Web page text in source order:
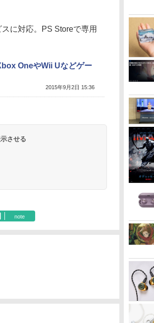
に対応。PS Storeで専用
OneやWii Uなどゲー
2015年9月2日 15:36
させる
note